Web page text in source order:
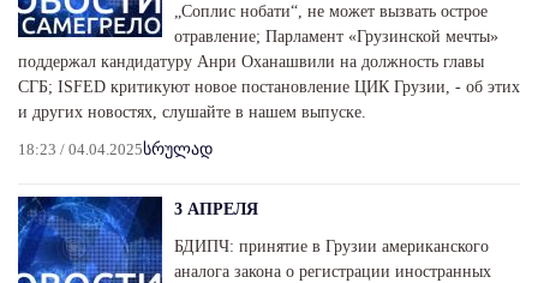
„Соплис нобати“, не может вызвать острое
отравление; Парламент «Грузинской мечты»
поддержал кандидатуру Анри Оханашвили на должность главы
СГБ; ISFED критикуют новое постановление ЦИК Грузии, - об этих
и других новостях, слушайте в нашем выпуске.
18:23 / 04.04.2025სრულად
3 АПРЕЛЯ
БДИПЧ: принятие в Грузии американского
аналога закона о регистрации иностранных